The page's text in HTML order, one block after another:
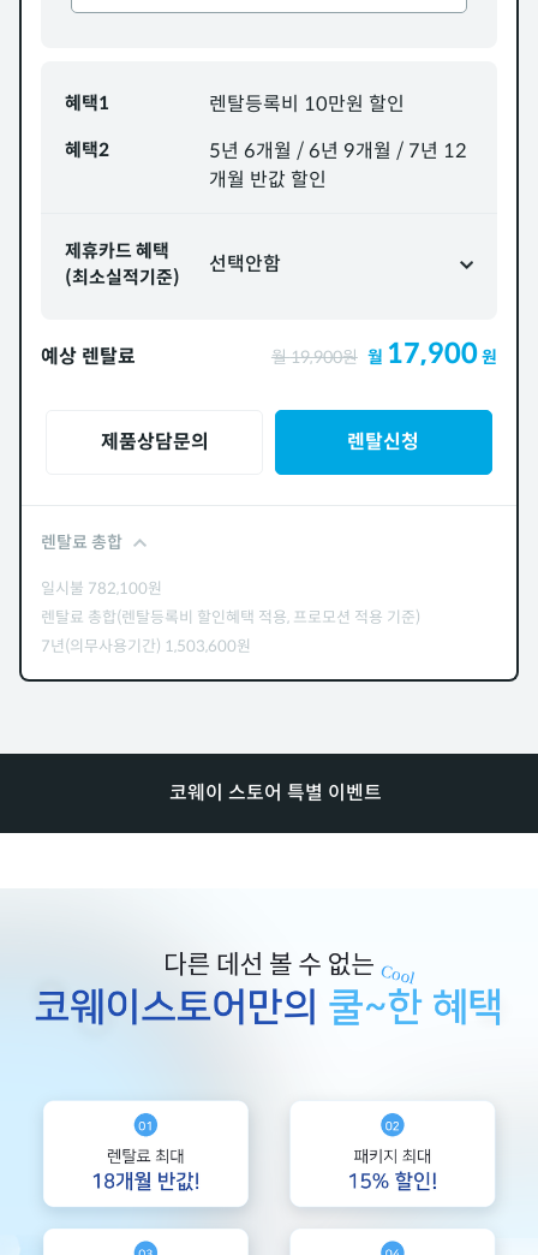
혜택1 렌탈등록비 10만원 할인
혜택2
5년 6개월 / 6년 9개월 / 7년 12
개월 반값 할인
제휴카드 혜택
(최소실적기준)
선택안함
예상 렌탈료 월19,900원 월 17,900원
제품상담문의 렌탈신청
렌탈료 총합
일시불 782,100원
렌탈료 총합(렌탈등록비 할인혜택 적용, 프로모션 적용 기준)
7년(의무사용기간) 1,503,600원
코웨이 스토어 특별 이벤트